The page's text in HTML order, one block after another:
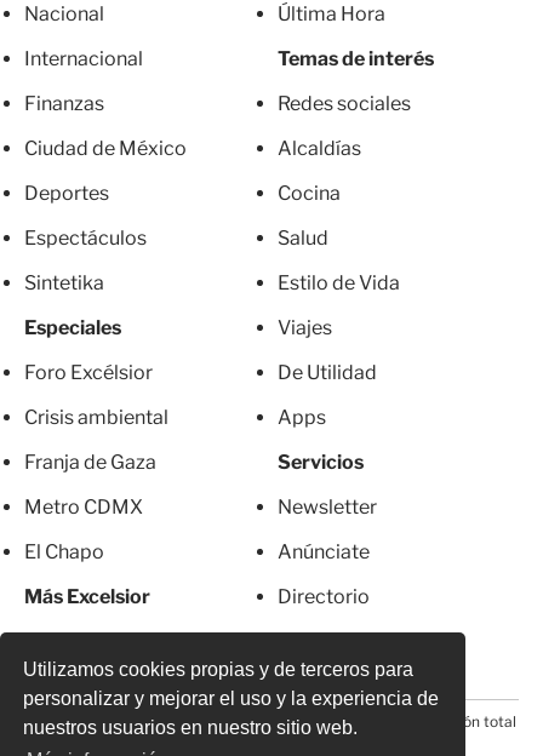
Utilizamos cookies propias y de terceros para
personalizar y mejorar el uso y la experiencia de
nuestros usuarios en nuestro sitio web.
Nacional
Internacional
Finanzas
Ciudad de México
Deportes
Espectáculos
Sintetika
Especiales
Foro Excélsior
Crisis ambiental
Franja de Gaza
Metro CDMX
El Chapo
Más Excelsior
Última Hora
Temas de interés
Redes sociales
Alcaldías
Cocina
Salud
Estilo de Vida
Viajes
De Utilidad
Apps
Servicios
Newsletter
Anúnciate
Directorio
© 2026 Todos los derechos reservados. Prohibida la reproducción total
o parcial, incluyendo cualquier medio electrónico*